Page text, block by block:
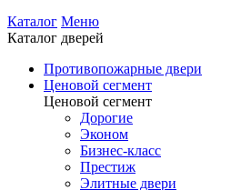
Каталог Меню
Каталог дверей
Противопожарные двери
Ценовой сегмент
Ценовой сегмент
Дорогие
Эконом
Бизнес-класс
Престиж
Элитные двери